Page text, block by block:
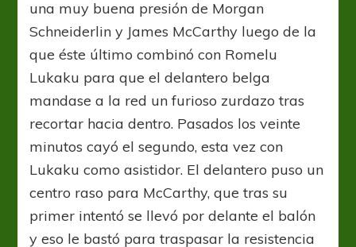
una muy buena presión de Morgan
Schneiderlin y James McCarthy luego de la
que éste último combinó con Romelu
Lukaku para que el delantero belga
mandase a la red un furioso zurdazo tras
recortar hacia dentro. Pasados los veinte
minutos cayó el segundo, esta vez con
Lukaku como asistidor. El delantero puso un
centro raso para McCarthy, que tras su
primer intentó se llevó por delante el balón
y eso le bastó para traspasar la resistencia